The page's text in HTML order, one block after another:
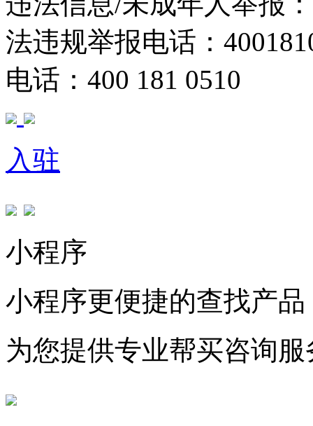
法违规举报电话：
电话：400 181 0510
入驻
小程序
小程序更便捷的查找产品
为您提供专业帮买咨询服